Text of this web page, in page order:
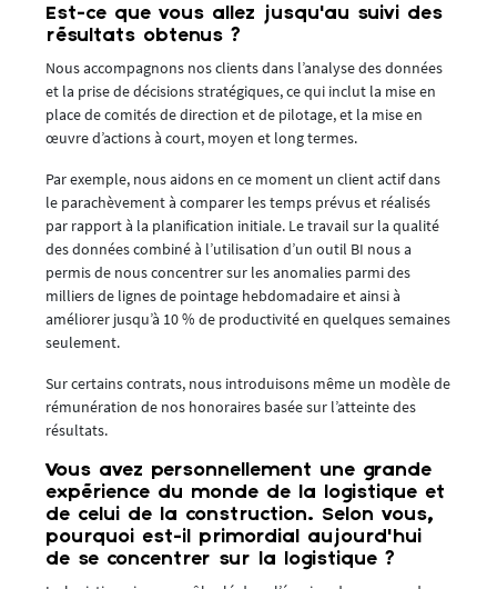
Est-ce que vous allez jusqu’au suivi des
résultats obtenus ?
Nous accompagnons nos clients dans l’analyse des données
et la prise de décisions stratégiques, ce qui inclut la mise en
place de comités de direction et de pilotage, et la mise en
œuvre d’actions à court, moyen et long termes.
Par exemple, nous aidons en ce moment un client actif dans
le parachèvement à comparer les temps prévus et réalisés
par rapport à la planification initiale. Le travail sur la qualité
des données combiné à l’utilisation d’un outil BI nous a
permis de nous concentrer sur les anomalies parmi des
milliers de lignes de pointage hebdomadaire et ainsi à
améliorer jusqu’à 10 % de productivité en quelques semaines
seulement.
Sur certains contrats, nous introduisons même un modèle de
rémunération de nos honoraires basée sur l’atteinte des
résultats.
Vous avez personnellement une grande
expérience du monde de la logistique et
de celui de la construction. Selon vous,
pourquoi est-il primordial aujourd’hui
de se concentrer sur la logistique ?